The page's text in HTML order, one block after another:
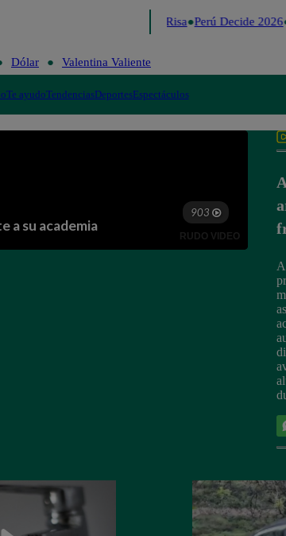
Me Caigo de Risa Perú Decide 2026
Dólar Valentina Valiente
Te ayudoTendenciasDeportesEspectáculos